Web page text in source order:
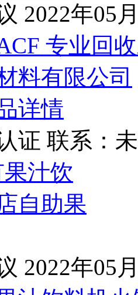
2022年05
专业回
料有限公司
详情
证 联系：
2022年05